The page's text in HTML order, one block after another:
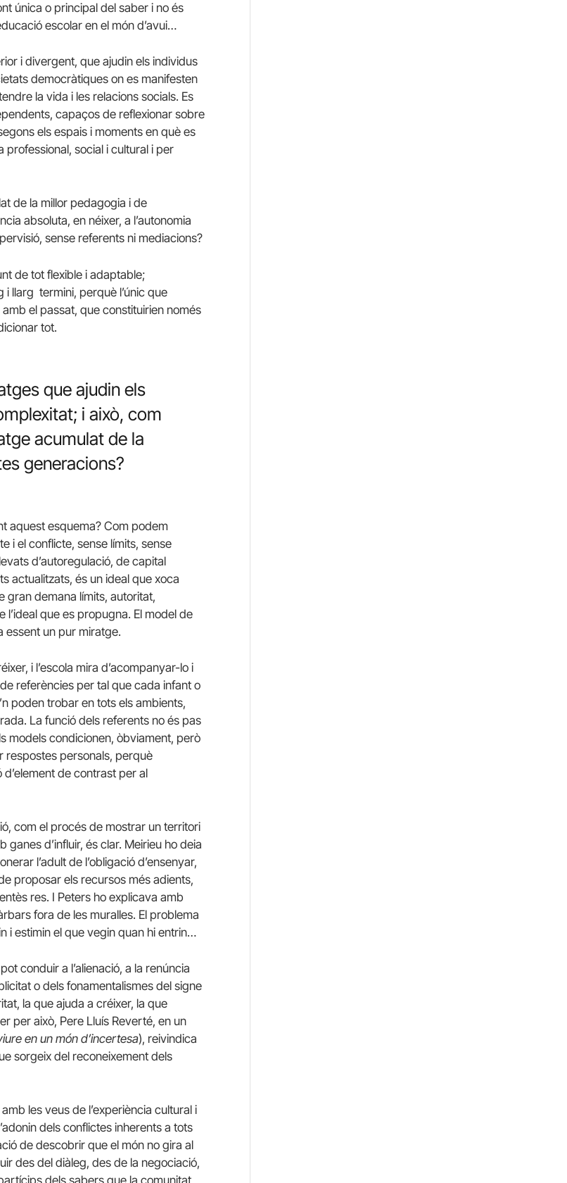
única o principal del saber i no és
escolar en el món d’avui…
i divergent, que ajudin els individus
democràtiques on es manifesten
la vida i les relacions socials. Es
capaços de reflexionar sobre
els espais i moments en què es
social i cultural i per
de la millor pedagogia i de
absoluta, en néixer, a l’autonomia
sense referents ni mediacions?
de tot flexible i adaptable;
llarg termini, perquè l’únic que
el passat, que constituirien només
tot.
que ajudin els
i això, com
acumulat de la
generacions?
aquest esquema? Com podem
i el conflicte, sense límits, sense
d’autoregulació, de capital
actualitzats, és un ideal que xoca
gran demana límits, autoritat,
que es propugna. El model de
essent un pur miratge.
i l’escola mira d’acompanyar-lo i
referències per tal que cada infant o
poden trobar en tots els ambients,
La funció dels referents no és pas
models condicionen, òbviament, però
respostes personals, perquè
d’element de contrast per al
com el procés de mostrar un territori
d’influir, és clar. Meirieu ho deia
l’adult de l’obligació d’ensenyar,
proposar els recursos més adients,
res. I Peters ho explicava amb
fora de les muralles. El problema
i estimin el que vegin quan hi entrin…
conduir a l’alienació, a la renúncia
o dels fonamentalismes del signe
la que ajuda a créixer, la que
per això, Pere Lluís Reverté, en un
en un món d’incertesa), reivindica
sorgeix del reconeixement dels
les veus de l’experiència cultural i
dels conflictes inherents a tots
de descobrir que el món no gira al
des del diàleg, des de la negociació,